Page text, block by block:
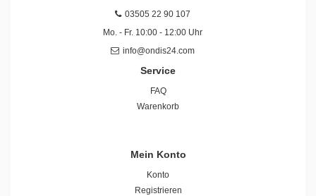
03505 22 90 107
Mo. - Fr. 10:00 - 12:00 Uhr
info@ondis24.com
Service
FAQ
Warenkorb
Mein Konto
Konto
Registrieren